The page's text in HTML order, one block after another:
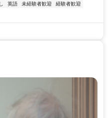
英語 未経験者歓迎
経験者歓迎